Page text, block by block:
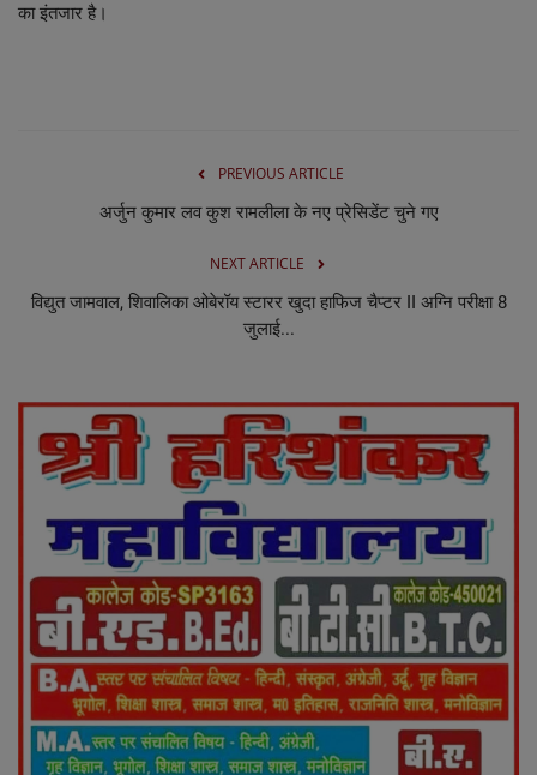
का इंतजार है।
PREVIOUS ARTICLE
अर्जुन कुमार लव कुश रामलीला के नए प्रेसिडेंट चुने गए
NEXT ARTICLE
विद्युत जामवाल, शिवालिका ओबेरॉय स्टारर खुदा हाफिज चैप्टर II अग्नि परीक्षा 8
जुलाई...